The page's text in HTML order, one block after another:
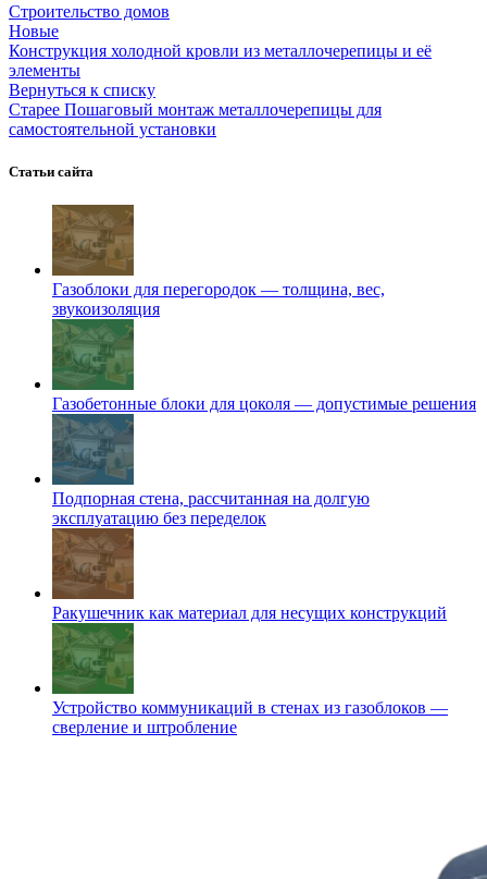
Строительство домов
Новые
Конструкция холодной кровли из металлочерепицы и её
элементы
Вернуться к списку
Старее Пошаговый монтаж металлочерепицы для
самостоятельной установки
Статьи сайта
Газоблоки для перегородок — толщина, вес,
звукоизоляция
Газобетонные блоки для цоколя — допустимые решения
Подпорная стена, рассчитанная на долгую
эксплуатацию без переделок
Ракушечник как материал для несущих конструкций
Устройство коммуникаций в стенах из газоблоков —
сверление и штробление